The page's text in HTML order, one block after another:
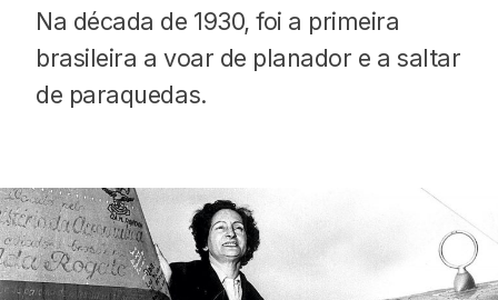
Proudly
Na década de 1930, foi a primeira
brasileira a voar de planador e a saltar
de paraquedas.